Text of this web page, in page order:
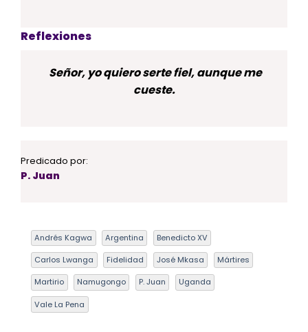
Reflexiones
Señor, yo quiero serte fiel, aunque me
cueste.
Predicado por:
P. Juan
Andrés Kagwa Argentina Benedicto XV
Carlos Lwanga Fidelidad José Mkasa Mártires
Martirio Namugongo P. Juan Uganda
Vale La Pena